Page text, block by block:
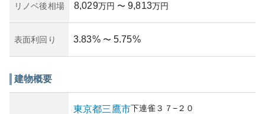
リノベ後相場 8,029万円 〜 9,813万円
表面利回り 3.83% 〜 5.75%
建物概要
東京都三鷹市下連雀 ３７−２０